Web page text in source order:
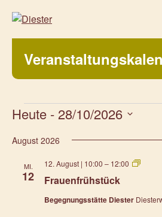
Über uns
Was bei uns sonst noch so los
Veranstaltungen
Prenzlauer Frauenwochen 2026
Heute - 28/10/2026
wählen.
August 2026
MI.
12 Frauenfrühstück
12. August | 10:00 – 12:00
Begegnungsstätte Diester